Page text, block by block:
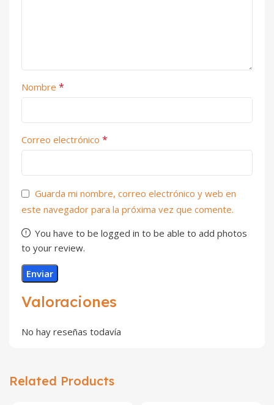
Valoraciones
No hay reseñas todavía
Nombre *
Correo electrónico *
Guarda mi nombre, correo electrónico y web en
este navegador para la próxima vez que comente.
You have to be logged in to be able to add photos
to your review.
Related Products